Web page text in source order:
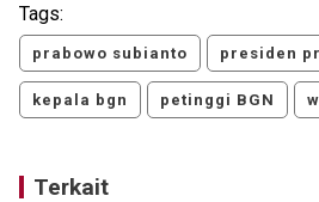
Tags:
prabowo subianto presiden
kepala bgn petinggi BGN
Terkait